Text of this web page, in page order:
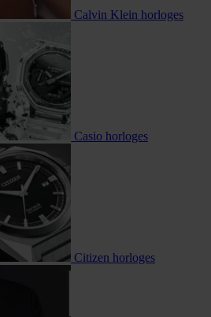
Calvin Klein horloges
Casio horloges
Citizen horloges